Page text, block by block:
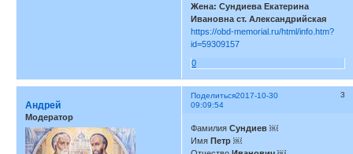
Жена: Сундиева Екатерина
Ивановна ст. Александрийская
https://obd-memorial.ru/html/info.htm?
id=59309157
0
Поделиться 3
2017-10-30
09:09:54
Андрей
Модератор
ФамилияСундиев ￼
ИмяПетр ￼